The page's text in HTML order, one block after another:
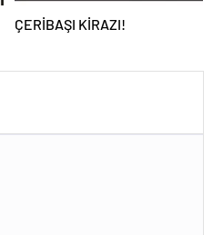
ÇERİBAŞI KİRAZI!